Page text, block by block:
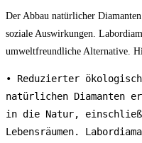
Der Abbau natürlicher
soziale Auswirkungen.
umweltfreundliche Alternative.
• Reduzierter
natürlichen Diamanten
in die Natur,
Lebensräumen.